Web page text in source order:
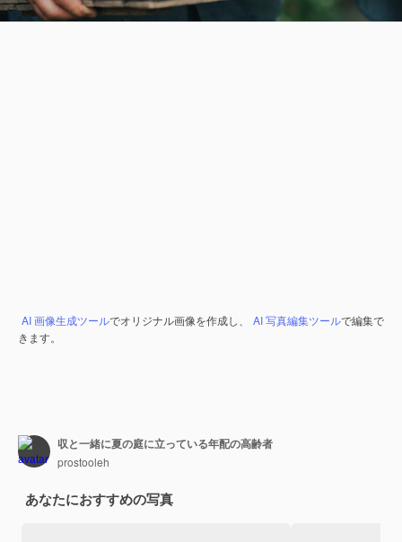
AI 画像生成ツールでオリジナル画像を作成し、 AI 写真編集ツールで編集で
きます。
収と一緒に夏の庭に立っている年配の高齢者
prostooleh
あなたにおすすめの写真